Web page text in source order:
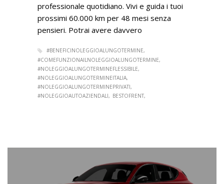
professionale quotidiano. Vivi e guida i tuoi
prossimi 60.000 km per 48 mesi senza
pensieri. Potrai avere davvero
#BENEFICINOLEGGIOALUNGOTERMINE
#COMEFUNZIONAILNOLEGGIOALUNGOTERMINE
#NOLEGGIOALUNGOTERMINEFLESSIBILE
#NOLEGGIOALUNGOTERMINEITALIA
#NOLEGGIOALUNGOTERMINEPRIVATI
#NOLEGGIOAUTOAZIENDALI
BESTOFRENT